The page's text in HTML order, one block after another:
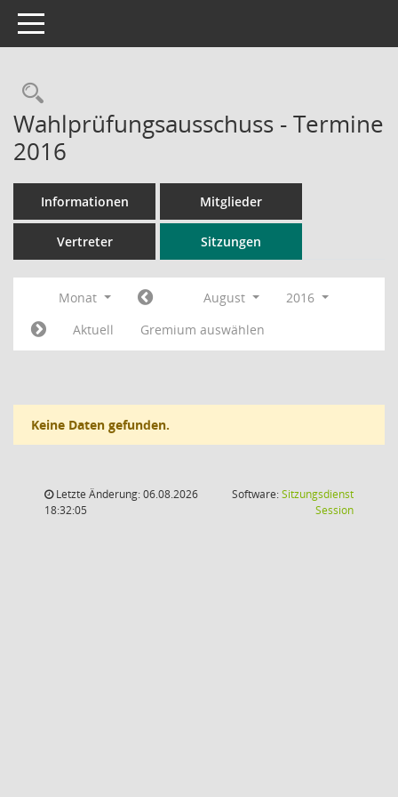
Toggle navigation
Rechercheauswahl
Wahlprüfungsausschuss - Termine
2016
Informationen Mitglieder
Vertreter Sitzungen
Monat August
2016
Aktuell
Gremium auswählen
Keine Daten gefunden.
Letzte Änderung: 06.08.2026
18:32:05
Software:Sitzungsdienst
Session(Wird in